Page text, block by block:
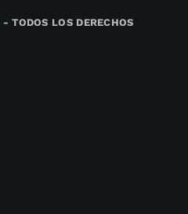
- TODOS LOS DERECHOS